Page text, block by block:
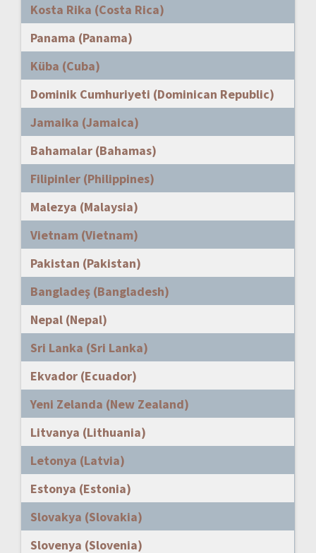
Kosta Rika (Costa Rica)
Panama (Panama)
Küba (Cuba)
Dominik Cumhuriyeti (Dominican Republic)
Jamaika (Jamaica)
Bahamalar (Bahamas)
Filipinler (Philippines)
Malezya (Malaysia)
Vietnam (Vietnam)
Pakistan (Pakistan)
Bangladeş (Bangladesh)
Nepal (Nepal)
Sri Lanka (Sri Lanka)
Ekvador (Ecuador)
Yeni Zelanda (New Zealand)
Litvanya (Lithuania)
Letonya (Latvia)
Estonya (Estonia)
Slovakya (Slovakia)
Slovenya (Slovenia)